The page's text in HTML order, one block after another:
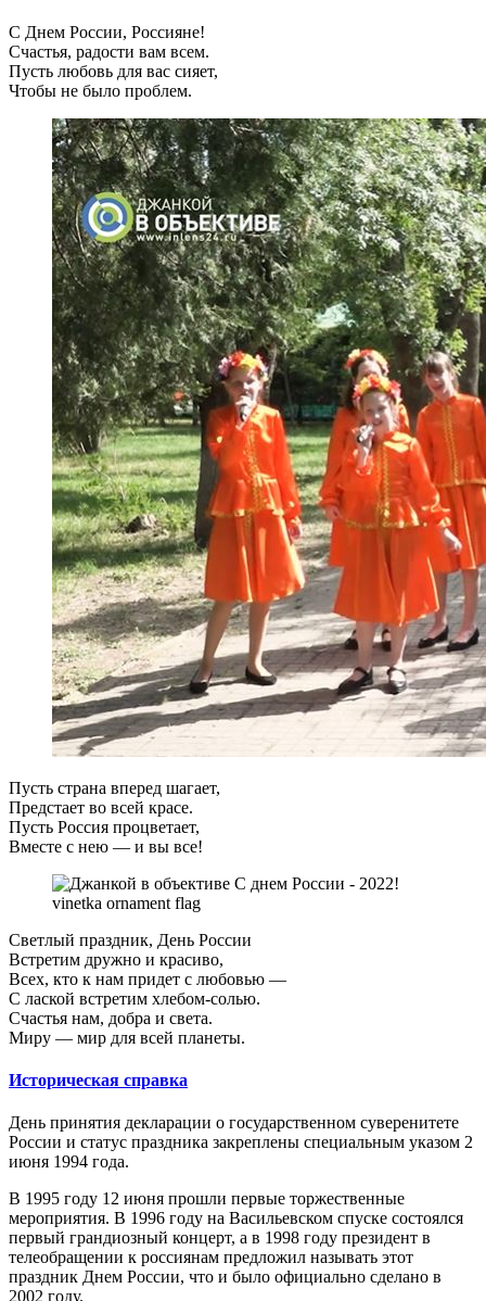
С Днем России, Россияне!
Счастья, радости вам всем.
Пусть любовь для вас сияет,
Чтобы не было проблем.
Пусть страна вперед шагает,
Предстает во всей красе.
Пусть Россия процветает,
Вместе с нею — и вы все!
Светлый праздник, День России
Встретим дружно и красиво,
Всех, кто к нам придет с любовью —
С лаской встретим хлебом-солью.
Счастья нам, добра и света.
Миру — мир для всей планеты.
Историческая справка
День принятия декларации о государственном суверенитете
России и статус праздника закреплены специальным указом 2
июня 1994 года.
В 1995 году 12 июня прошли первые торжественные
мероприятия. В 1996 году на Васильевском спуске состоялся
первый грандиозный концерт, а в 1998 году президент в
телеобращении к россиянам предложил называть этот
праздник Днем России, что и было официально сделано в
2002 году.